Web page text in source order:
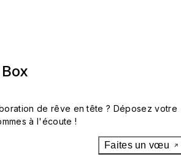
de rêve en tête ? Déposez votre
à l'écoute !
Faites un vœu